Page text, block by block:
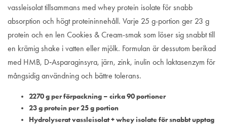
vassleisolat tillsammans med whey protein isolate för snabb
absorption och högt proteininnehåll. Varje 25 g-portion ger 23 g
protein och en len Cookies & Cream-smak som löser sig snabbt till
en krämig shake i vatten eller mjölk. Formulan är dessutom berikad
med HMB, D‑Asparaginsyra, järn, zink, inulin och laktasenzym för
mångsidig användning och bättre tolerans.
2270 g per förpackning – cirka 90 portioner
23 g protein per 25 g portion
Hydrolyserat vassleisolat + whey isolate för snabbt upptag